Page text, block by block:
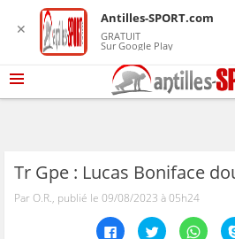
Tr Gpe : Lucas Boniface
Par O.R., publié le 09/08/2023 à 05h24
C C C
✕
Antilles-SPORT.com
GRATUIT
Sur Google Play